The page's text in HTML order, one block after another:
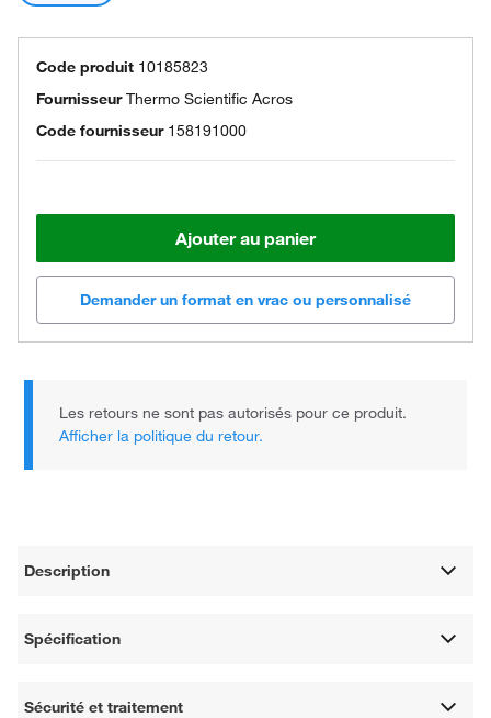
Code produit 10185823
FournisseurThermo Scientific Acros
Code fournisseur 158191000
Ajouter au panier
Demander un format en vrac ou personnalisé
Les retours ne sont pas autorisés pour ce produit.
Afficher la politique du retour.
Description
Spécification
Sécurité et traitement